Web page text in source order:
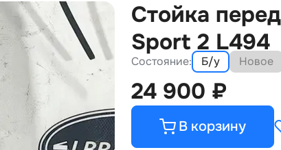
Стойка
Sport 2 L494
Состояние: Б/у Новое
24 900 ₽
В корзину